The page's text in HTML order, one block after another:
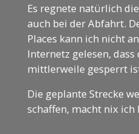
Es regnete natürlich
auch bei der Abfahrt.
Places kann ich nicht
Internetz gelesen,
mittlerweile gesperrt
Die geplante Strecke
schaffen, macht nix ich